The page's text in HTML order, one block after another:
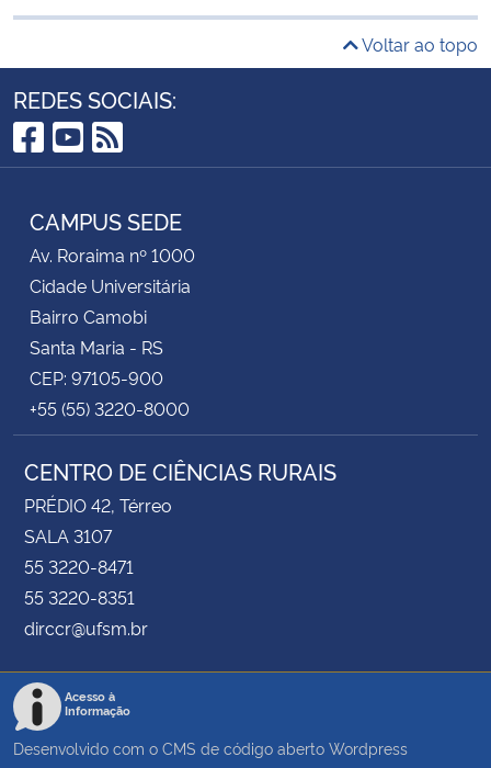
Voltar ao topo
REDES SOCIAIS:
Facebook
YouTube
RSS
CAMPUS SEDE
Av. Roraima nº 1000
Cidade Universitária
Bairro Camobi
Santa Maria - RS
CEP: 97105-900
+55 (55) 3220-8000
CENTRO DE CIÊNCIAS RURAIS
PRÉDIO 42, Térreo
SALA 3107
55 3220-8471
55 3220-8351
dirccr@ufsm.br
Acesso à
Informação
Desenvolvido com o CMS de código aberto Wordpress